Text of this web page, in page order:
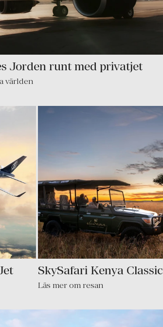
Jorden runt med privatjet
världen
SkySafari Kenya Classic
Läs mer om resan